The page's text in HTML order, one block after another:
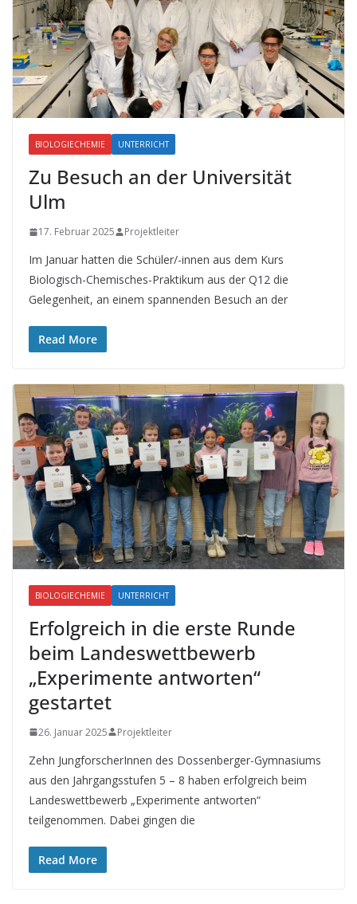
BIOLOGIECHEMIE UNTERRICHT
Zu Besuch an der Universität
Ulm
17. Februar 2025 Projektleiter
Im Januar hatten die Schüler/-innen aus dem Kurs
Biologisch-Chemisches-Praktikum aus der Q12 die
Gelegenheit, an einem spannenden Besuch an der
Read More
BIOLOGIECHEMIE UNTERRICHT
Erfolgreich in die erste Runde
beim Landeswettbewerb
„Experimente antworten“
gestartet
26. Januar 2025 Projektleiter
Zehn JungforscherInnen des Dossenberger-Gymnasiums
aus den Jahrgangsstufen 5 – 8 haben erfolgreich beim
Landeswettbewerb „Experimente antworten“
teilgenommen. Dabei gingen die
Read More